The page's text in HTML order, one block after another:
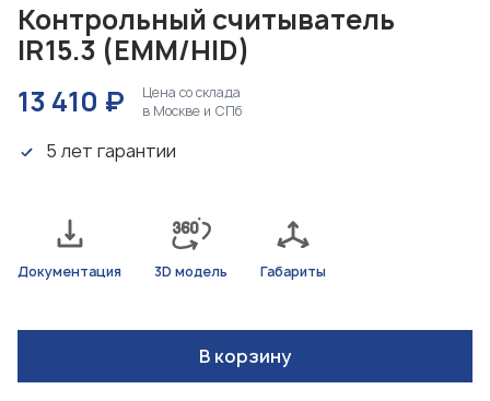
Контрольный считыватель
IR15.3 (EMM/HID)
13 410 ₽
Цена со склада
в Москве и СПб
5 лет гарантии
Документация 3D модель Габариты
В корзину